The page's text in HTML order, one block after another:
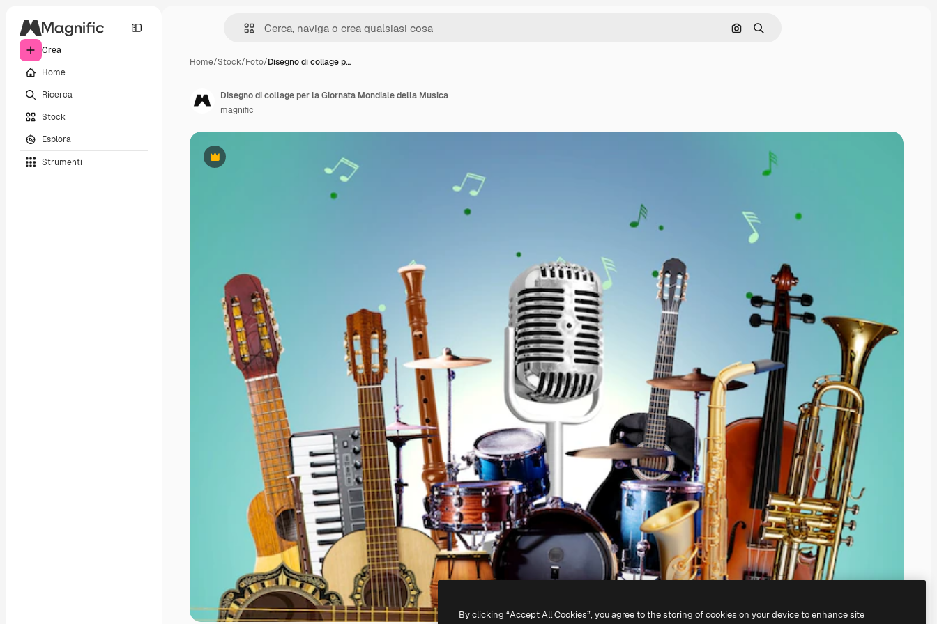
Crea
Home
Ricerca
Stock
Esplora
Strumenti
Cerca per immagine
Ricerca
Home/Stock/Foto/Disegno di collage p…
Premium
Disegno di collage per la Giornata Mondiale della Musica
magnific
By clicking “Accept All Cookies”, you agree to the storing of cookies on your device to enhance site